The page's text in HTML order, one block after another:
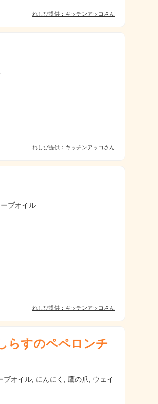
れしぴ提供：キッチンアッコさん
れしぴ提供：キッチンアッコさん
ブオイル
れしぴ提供：キッチンアッコさん
らすのペペロンチ
ブオイル, にんにく, 鷹の爪, ウェイ